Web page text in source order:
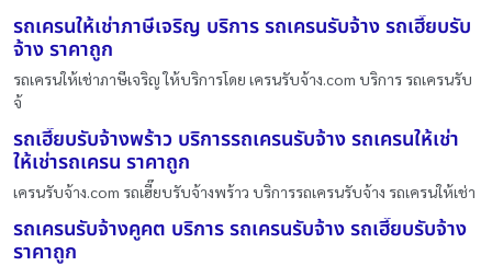
รถเครนให้เช่าภาษีเจริญ บริการ รถเครนรับจ้าง รถเฮี๊ยบรับ
จ้าง ราคาถูก
รถเครนให้เช่าภาษีเจริญ ให้บริการโดย เครนรับจ้าง.com บริการ รถเครนรับ
จ้
รถเฮี๊ยบรับจ้างพร้าว บริการรถเครนรับจ้าง รถเครนให้เช่า
ให้เช่ารถเครน ราคาถูก
เครนรับจ้าง.com รถเฮี๊ยบรับจ้างพร้าว บริการรถเครนรับจ้าง รถเครนให้เช่า
รถเครนรับจ้างคูคต บริการ รถเครนรับจ้าง รถเฮี๊ยบรับจ้าง
ราคาถูก